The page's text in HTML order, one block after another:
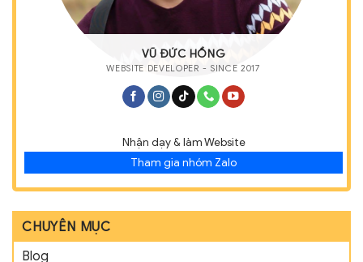
VŨ ĐỨC HỒNG
WEBSITE DEVELOPER - SINCE 2017
Nhận dạy & làm Website
Tham gia nhóm Zalo
CHUYÊN MỤC
Blog